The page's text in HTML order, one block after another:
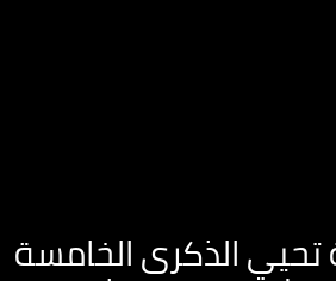
تحيي الذكرى الخامسة